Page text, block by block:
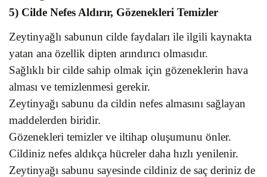
5) Cilde Nefes Aldırır, Gözenekleri Temizler
Zeytinyağlı sabunun cilde faydaları ile ilgili kaynakta
yatan ana özellik dipten arındırıcı olmasıdır.
Sağlıklı bir cilde sahip olmak için gözeneklerin hava
alması ve temizlenmesi gerekir.
Zeytinyağı sabunu da cildin nefes almasını sağlayan
maddelerden biridir.
Gözenekleri temizler ve iltihap oluşumunu önler.
Cildiniz nefes aldıkça hücreler daha hızlı yenilenir.
Zeytinyağı sabunu sayesinde cildiniz de saç deriniz de